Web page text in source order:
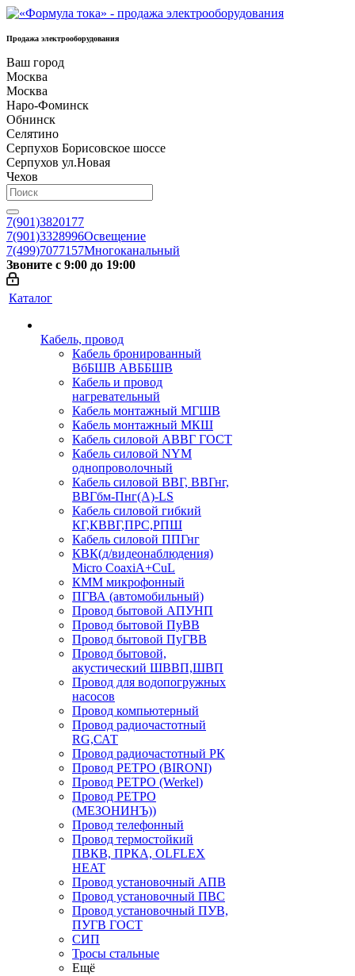
Продажа электрооборудования
Ваш город
Москва
Москва
Наро-Фоминск
Обнинск
Селятино
Серпухов Борисовское шоссе
Серпухов ул.Новая
Чехов
7(901)3820177
7(901)3328996Освещение
7(499)7077157Многоканальный
Звоните с 9:00 до 19:00
Каталог
Кабель, провод
Кабель бронированный
ВбБШВ АВББШВ
Кабель и провод
нагревательный
Кабель монтажный МГШВ
Кабель монтажный МКШ
Кабель силовой АВВГ ГОСТ
Кабель силовой NYM
однопроволочный
Кабель силовой ВВГ, ВВГнг,
ВВГбм-Пнг(А)-LS
Кабель силовой гибкий
КГ,КВВГ,ПРС,РПШ
Кабель силовой ППГнг
КВК(д/видеонаблюдения)
Micro CoaxiA+CuL
КММ микрофонный
ПГВА (автомобильный)
Провод бытовой АПУНП
Провод бытовой ПуВВ
Провод бытовой ПуГВВ
Провод бытовой,
акустический ШВВП,ШВП
Провод для водопогружных
насосов
Провод компьютерный
Провод радиочастотный
RG,САТ
Провод радиочастотный РК
Провод РЕТРО (BIRONI)
Провод РЕТРО (Werkel)
Провод РЕТРО
(МЕЗОНИНЪ))
Провод телефонный
Провод термостойкий
ПВКВ, ПРКА, OLFLEX
HEAT
Провод установочный АПВ
Провод установочный ПВС
Провод установочный ПУВ,
ПУГВ ГОСТ
СИП
Тросы стальные
Ещё